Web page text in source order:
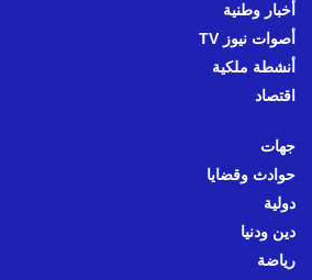
أخبار وطنية
أصوات نيوز TV
أنشطة ملكية
اقتصاد
جهات
حوادث وقضايا
دولية
دين ودنيا
رياضة